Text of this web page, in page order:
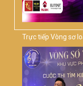
Trực tiếp Vòng sơ
phía Nam